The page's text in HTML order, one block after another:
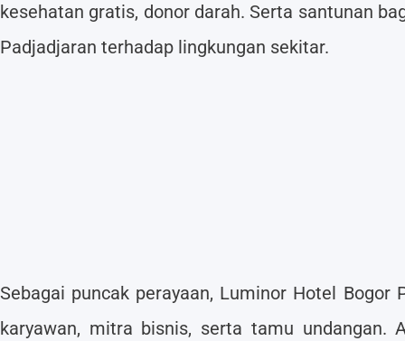
kesehatan gratis, donor darah. Serta santunan
Padjadjaran terhadap lingkungan sekitar.
Sebagai puncak perayaan, Luminor Hotel
karyawan, mitra bisnis, serta tamu undangan.